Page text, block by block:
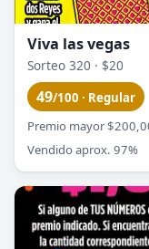
Viva las vegas
Sorteo 320 · $20
49/100 · Regular
Premio mayor
Vendido aprox. 97%